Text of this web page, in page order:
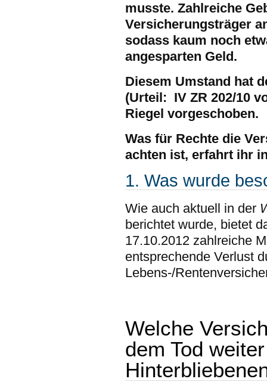
musste. Zahlreiche
Versicherungsträger
sodass kaum noch
angesparten Geld.
Diesem Umstand hat
(Urteil: IV ZR 202/10
Riegel vorgeschoben.
Was für Rechte die
achten ist, erfahrt ihr
1. Was wurde
Wie auch aktuell in der
berichtet wurde, bietet
17.10.2012 zahlreiche
entsprechende Verlust
Lebens-/
Welche
dem Tod